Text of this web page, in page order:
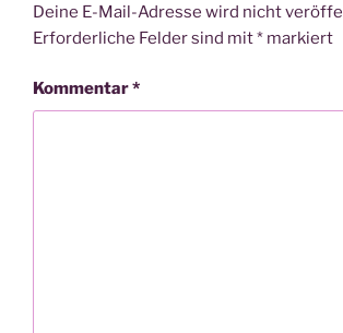
Deine E-Mail-Adresse wird nicht
Erforderliche Felder sind mit* markiert
Kommentar*